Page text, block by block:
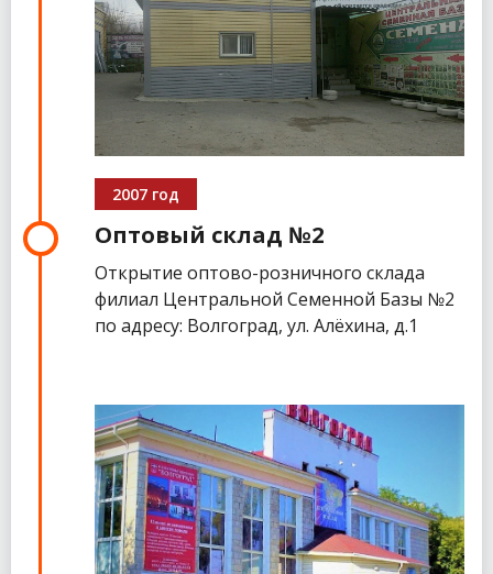
2007 год
Оптовый склад №2
Открытие оптово-розничного склада
филиал Центральной Семенной Базы №2
по адресу: Волгоград, ул. Алёхина, д.1